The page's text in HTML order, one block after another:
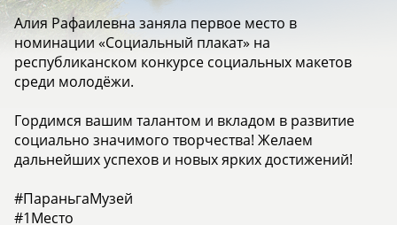
Алия Рафаилевна заняла первое место в
номинации «Социальный плакат» на
республиканском конкурсе социальных макетов
среди молодёжи.
Гордимся вашим талантом и вкладом в развитие
социально значимого творчества! Желаем
дальнейших успехов и новых ярких достижений!
#ПараньгаМузей
#1Место